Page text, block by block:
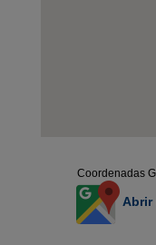
Coordenadas
Abrir